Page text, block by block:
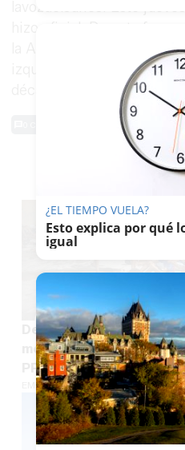
lavozdelsur.es. Este
hizo oficial. De esta
la Alcaldía gaditana tras
izquierdas. Antes, Teófila
TE PUEDE
Del corazón 'asín' de
menores de Ceuta
PP y Vox en Andalucía
EMILIO CABRERA
¿EL TIEMPO VUELA?
Esto explica por qué
igual